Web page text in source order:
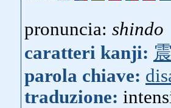
pronuncia: shindo
caratteri kanji:
parola chiave:
traduzione: